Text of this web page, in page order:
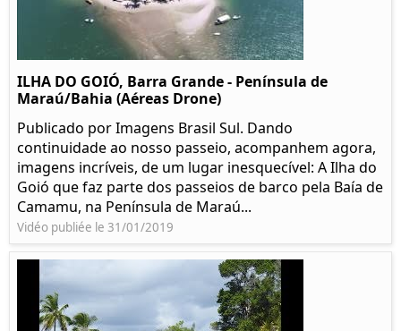
ILHA DO GOIÓ, Barra Grande - Península de
Maraú/Bahia (Aéreas Drone)
Publicado por Imagens Brasil Sul. Dando
continuidade ao nosso passeio, acompanhem agora,
imagens incríveis, de um lugar inesquecível: A Ilha do
Goió que faz parte dos passeios de barco pela Baía de
Camamu, na Península de Maraú...
Vidéo publiée le 31/01/2019